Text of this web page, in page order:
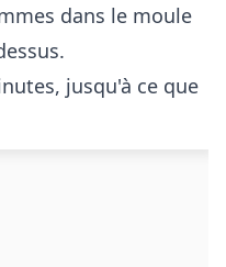
dans le moule
jusqu'à ce que